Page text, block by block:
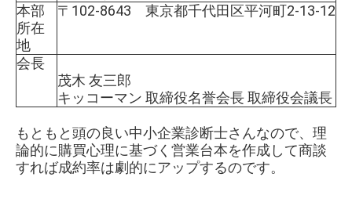
本部
所在
地
〒102-8643 東京都千代田区平河町2-13-12
会長
茂木 友三郎
キッコーマン 取締役名誉会長 取締役会議長
もともと頭の良い中小企業診断士さんなので、理
論的に購買心理に基づく営業台本を作成して商談
すれば成約率は劇的にアップするのです。